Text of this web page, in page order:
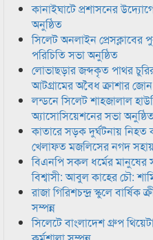
কানাইঘাটে প্রশাসনের
অনুষ্ঠিত
সিলেট অনলাইন
পরিচিতি সভা অনুষ্ঠিত
লোভাছড়ার জব্দকৃত পাথর
আটগ্রামের অবৈধ ক্রাশার
লন্ডনে সিলেট শাহজালাল
অ্যাসোসিয়েশনের সভা
কাতারে সড়ক দুর্ঘটনায় নিহত
খেলাফত মজলিসের নগদ
বিএনপি সকল ধর্মের মানুষের
বিশ্বাসী: আবুল কাহের চৌ:
রাজা গিরিশচন্দ্র স্কুলে বার্ষিক
সম্পন্ন
সিলেটে বাংলাদেশ গ্রুপ